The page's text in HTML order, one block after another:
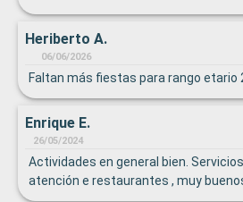
Heriberto A.
06/06/2026
Faltan más fiestas para rango etario
Enrique E.
26/05/2024
Actividades en general bien.
atención e restaurantes , muy